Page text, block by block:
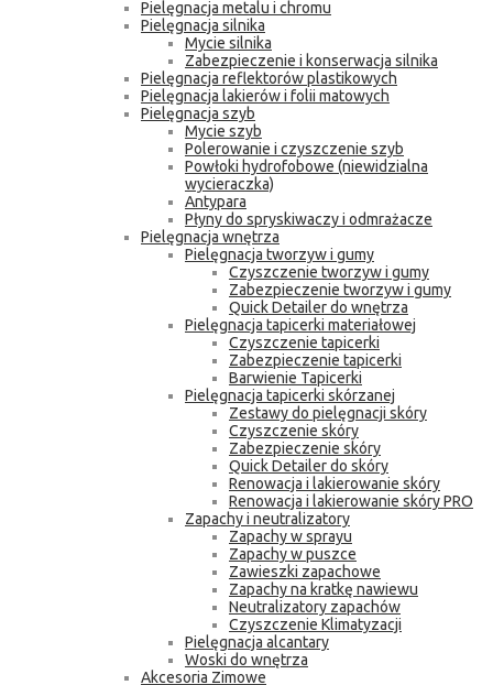
Pielęgnacja metalu i chromu
Pielęgnacja silnika
Mycie silnika
Zabezpieczenie i konserwacja silnika
Pielęgnacja reflektorów plastikowych
Pielęgnacja lakierów i folii matowych
Pielęgnacja szyb
Mycie szyb
Polerowanie i czyszczenie szyb
Powłoki hydrofobowe (niewidzialna
wycieraczka)
Antypara
Płyny do spryskiwaczy i odmrażacze
Pielęgnacja wnętrza
Pielęgnacja tworzyw i gumy
Czyszczenie tworzyw i gumy
Zabezpieczenie tworzyw i gumy
Quick Detailer do wnętrza
Pielęgnacja tapicerki materiałowej
Czyszczenie tapicerki
Zabezpieczenie tapicerki
Barwienie Tapicerki
Pielęgnacja tapicerki skórzanej
Zestawy do pielęgnacji skóry
Czyszczenie skóry
Zabezpieczenie skóry
Quick Detailer do skóry
Renowacja i lakierowanie skóry
Renowacja i lakierowanie skóry PRO
Zapachy i neutralizatory
Zapachy w sprayu
Zapachy w puszce
Zawieszki zapachowe
Zapachy na kratkę nawiewu
Neutralizatory zapachów
Czyszczenie Klimatyzacji
Pielęgnacja alcantary
Woski do wnętrza
Akcesoria Zimowe